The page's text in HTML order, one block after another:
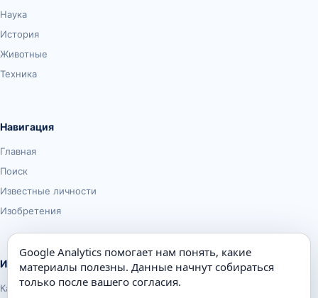
Наука
История
Животные
Техника
Навигация
Главная
Поиск
Известные личности
Изобретения
Информация
Карта сайта
Google Analytics помогает нам понять, какие
материалы полезны. Данные начнут собираться
только после вашего согласия.